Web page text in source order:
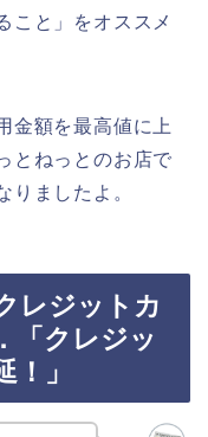
こと」をオススメ
金額を最高値に上
とねっとのお店で
りましたよ。
レジットカ
「クレジッ
！」